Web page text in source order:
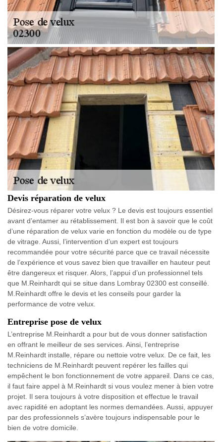
Devis réparation de velux
Désirez-vous réparer votre velux ? Le devis est toujours essentiel
avant d’entamer au rétablissement. Il est bon à savoir que le coût
d’une réparation de velux varie en fonction du modèle ou de type
de vitrage. Aussi, l’intervention d’un expert est toujours
recommandée pour votre sécurité parce que ce travail nécessite
de l’expérience et vous savez bien que travailler en hauteur peut
être dangereux et risquer. Alors, l’appui d’un professionnel tels
que M.Reinhardt qui se situe dans Lombray 02300 est conseillé.
M.Reinhardt offre le devis et les conseils pour garder la
performance de votre velux.
Entreprise pose de velux
L’entreprise M.Reinhardt a pour but de vous donner satisfaction
en offrant le meilleur de ses services. Ainsi, l’entreprise
M.Reinhardt installe, répare ou nettoie votre velux. De ce fait, les
techniciens de M.Reinhardt peuvent repérer les failles qui
empêchent le bon fonctionnement de votre appareil. Dans ce cas,
il faut faire appel à M.Reinhardt si vous voulez mener à bien votre
projet. Il sera toujours à votre disposition et effectue le travail
avec rapidité en adoptant les normes demandées. Aussi, appuyer
par des professionnels s’avère toujours indispensable pour le
bien de votre domicile.